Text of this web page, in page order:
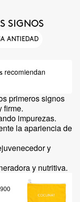
SIGNOS
ANTIEDAD
recomiendan
primeros signos
firme.
impurezas.
la apariencia de
y
y nutritiva.